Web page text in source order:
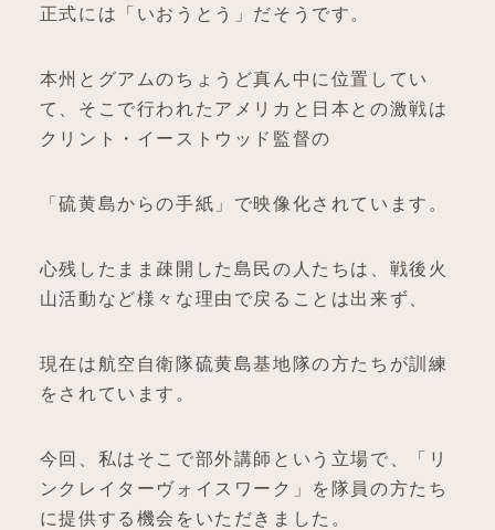
正式には「いおうとう」だそうです。
本州とグアムのちょうど真ん中に位置してい
て、そこで行われたアメリカと日本との激戦は
クリント・イーストウッド監督の
「硫黄島からの手紙」で映像化されています。
心残したまま疎開した島民の人たちは、戦後火
山活動など様々な理由で戻ることは出来ず、
現在は航空自衛隊硫黄島基地隊の方たちが訓練
をされています。
今回、私はそこで部外講師という立場で、「リ
ンクレイターヴォイスワーク」を隊員の方たち
に提供する機会をいただきました。